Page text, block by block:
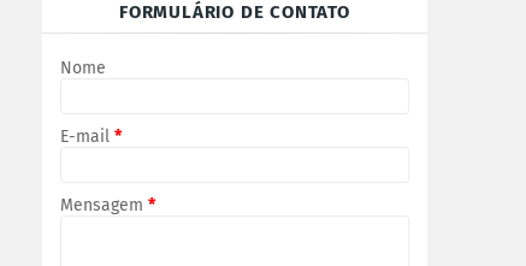
FORMULÁRIO DE CONTATO
Nome
E-mail *
Mensagem *